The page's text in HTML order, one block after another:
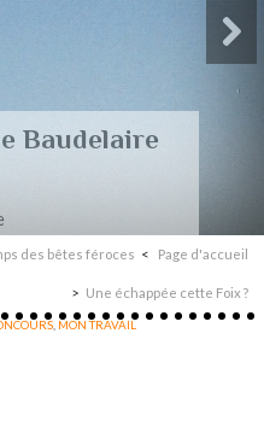
Baudelaire
des bêtes féroces Page d'accueil
Une échappée cette Foix ?
MON TRAVAIL